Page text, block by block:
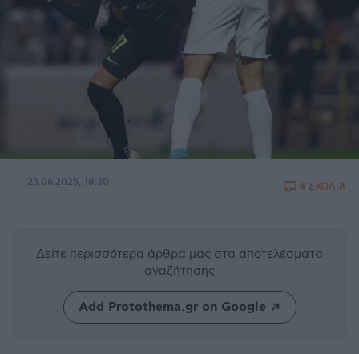
25.06.2025, 18:30 4 ΣΧΟΛΙΑ
Δείτε περισσότερα άρθρα μας στα αποτελέσματα
αναζήτησης
Add Protothema.gr on Google